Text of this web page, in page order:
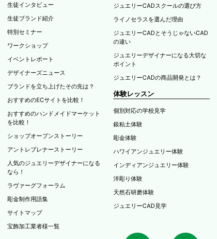
生徒インタビュー
生徒ブランド紹介
特別セミナー
ワークショップ
イベントレポート
デザイナーズニュース
ブランドを立ち上げたその先は？
おすすめのECサイトを比較！
おすすめのハンドメイドマーケット
を比較！
ショップオープンストーリー
アントレプレナーストーリー
人気のジュエリーデザイナーになる
なら！
ラヴァーグフォーラム
彫金制作用語集
サイトマップ
宝飾加工業者様一覧
ジュエリーCADスクールの選び方
ライノセラスを選んだ理由
ジュエリーCADとそうじゃないCAD
の違い
ジュエリーデザイナーになる大切な
ポイント
ジュエリーCADの商品開発とは？
体験レッスン
個別対応の学校見学
銀粘土体験
彫金体験
ハワイアンジュエリー体験
インディアンジュエリー体験
洋彫り体験
天然石研磨体験
ジュエリーCAD見学